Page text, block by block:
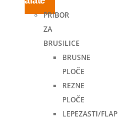
PRIBOR
ZA
BRUSILICE
BRUSNE
PLOČE
REZNE
PLOČE
LEPEZASTI/FLAP